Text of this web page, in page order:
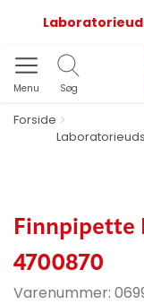
Menu Søg
Forside
Finnpipette
4700870
Varenummer: